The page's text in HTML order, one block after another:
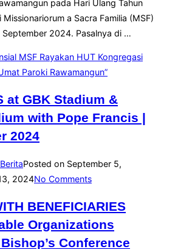
pada Hari Ulang Tahun
a Sacra Familia (MSF)
2024. Pasalnya di …
MSF Rayakan HUT Kongregasi
Paroki Rawamangun”
at GBK Stadium &
with Pope Francis |
2024
BeritaPosted on September 5,
2024No Comments
BENEFICIARIES
Organizations
Conference